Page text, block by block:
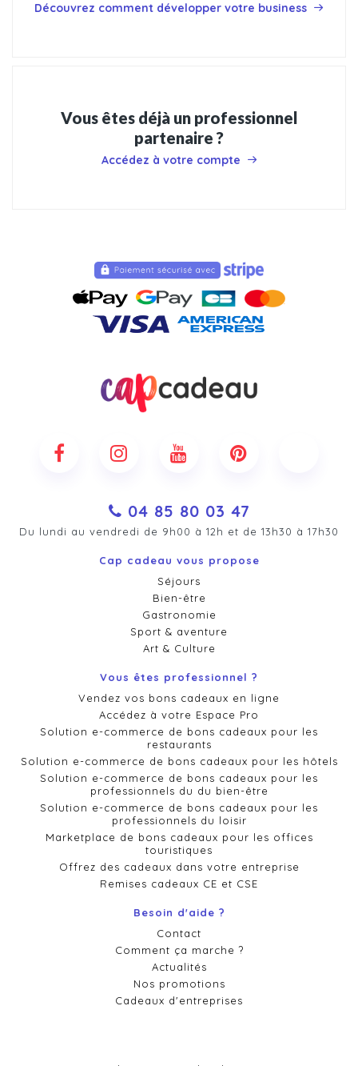
Découvrez comment développer votre business
Vous êtes déjà un professionnel
partenaire ?
Accédez à votre compte
04 85 80 03 47
Du lundi au vendredi de 9h00 à 12h et de 13h30 à 17h30
Cap cadeau vous propose
Séjours
Bien-être
Gastronomie
Sport & aventure
Art & Culture
Vous êtes professionnel ?
Vendez vos bons cadeaux en ligne
Accédez à votre Espace Pro
Solution e-commerce de bons cadeaux pour les
restaurants
Solution e-commerce de bons cadeaux pour les hôtels
Solution e-commerce de bons cadeaux pour les
professionnels du du bien-être
Solution e-commerce de bons cadeaux pour les
professionnels du loisir
Marketplace de bons cadeaux pour les offices
touristiques
Offrez des cadeaux dans votre entreprise
Remises cadeaux CE et CSE
Besoin d'aide ?
Contact
Comment ça marche ?
Actualités
Nos promotions
Cadeaux d'entreprises